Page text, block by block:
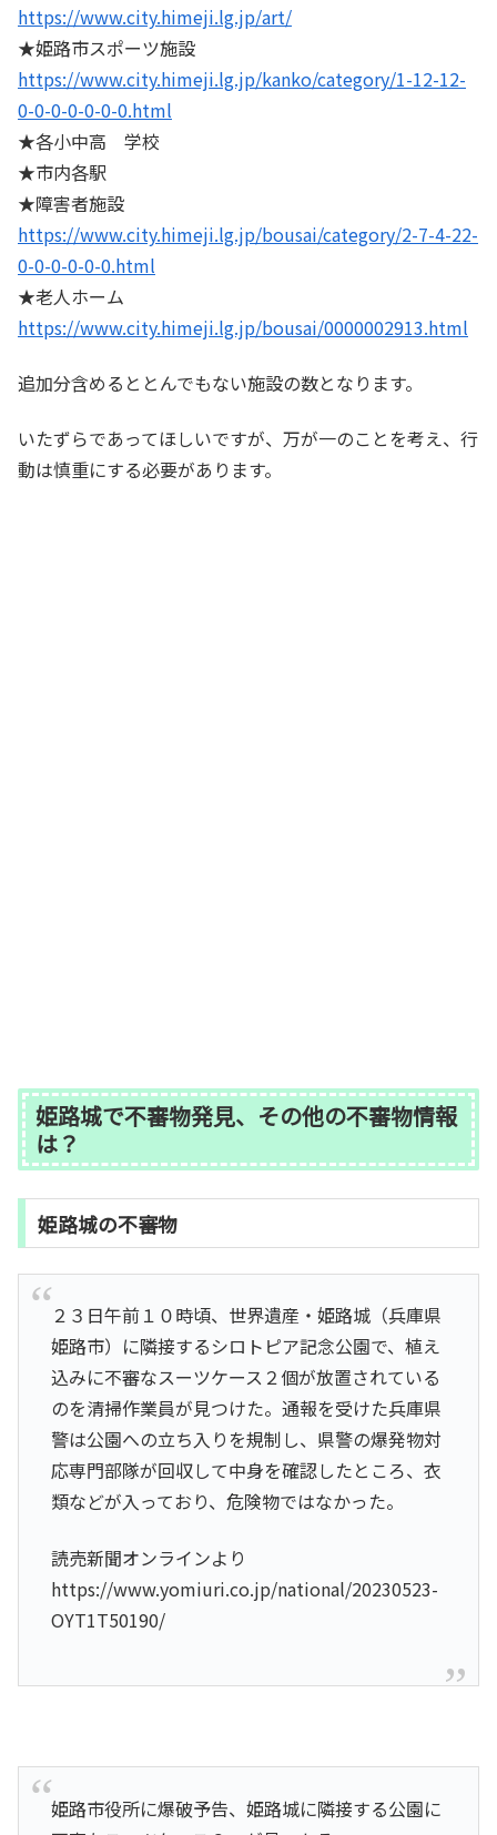
https://www.city.himeji.lg.jp/art/
★姫路市スポーツ施設
https://www.city.himeji.lg.jp/kanko/category/1-12-12-
0-0-0-0-0-0-0.html
★各小中高 学校
★市内各駅
★障害者施設
https://www.city.himeji.lg.jp/bousai/category/2-7-4-22-
0-0-0-0-0-0.html
★老人ホーム
https://www.city.himeji.lg.jp/bousai/0000002913.html
追加分含めるととんでもない施設の数となります。
いたずらであってほしいですが、万が一のことを考え、行
動は慎重にする必要があります。
姫路城で不審物発見、その他の不審物情報
は？
姫路城の不審物
２３日午前１０時頃、世界遺産・姫路城（兵庫県
姫路市）に隣接するシロトピア記念公園で、植え
込みに不審なスーツケース２個が放置されている
のを清掃作業員が見つけた。通報を受けた兵庫県
警は公園への立ち入りを規制し、県警の爆発物対
応専門部隊が回収して中身を確認したところ、衣
類などが入っており、危険物ではなかった。
読売新聞オンラインより
https://www.yomiuri.co.jp/national/20230523-
OYT1T50190/
姫路市役所に爆破予告、姫路城に隣接する公園に